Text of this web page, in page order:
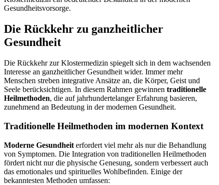
Gesundheitsvorsorge.
Die Rückkehr zu ganzheitlicher
Gesundheit
Die Rückkehr zur Klostermedizin spiegelt sich in dem wachsenden
Interesse an ganzheitlicher Gesundheit wider. Immer mehr
Menschen streben integrative Ansätze an, die Körper, Geist und
Seele berücksichtigen. In diesem Rahmen gewinnen traditionelle
Heilmethoden, die auf jahrhundertelanger Erfahrung basieren,
zunehmend an Bedeutung in der modernen Gesundheit.
Traditionelle Heilmethoden im modernen Kontext
Moderne Gesundheit erfordert viel mehr als nur die Behandlung
von Symptomen. Die Integration von traditionellen Heilmethoden
fördert nicht nur die physische Genesung, sondern verbessert auch
das emotionales und spirituelles Wohlbefinden. Einige der
bekanntesten Methoden umfassen: